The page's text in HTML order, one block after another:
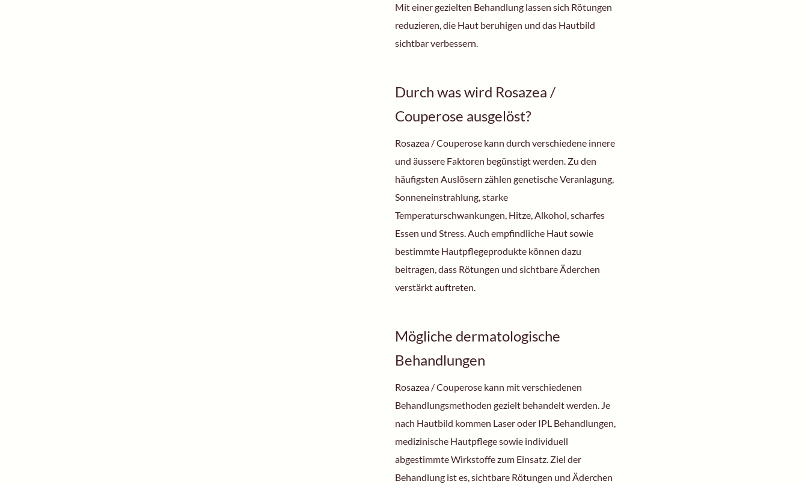
Mit einer gezielten Behandlung lassen sich Rötungen
reduzieren, die Haut beruhigen und das Hautbild
sichtbar verbessern.
Durch was wird Rosazea /
Couperose ausgelöst?
Rosazea / Couperose kann durch verschiedene innere
und äussere Faktoren begünstigt werden. Zu den
häufigsten Auslösern zählen genetische Veranlagung,
Sonneneinstrahlung, starke
Temperaturschwankungen, Hitze, Alkohol, scharfes
Essen und Stress. Auch empfindliche Haut sowie
bestimmte Hautpflegeprodukte können dazu
beitragen, dass Rötungen und sichtbare Äderchen
verstärkt auftreten.
Mögliche dermatologische
Behandlungen
Rosazea / Couperose kann mit verschiedenen
Behandlungsmethoden gezielt behandelt werden. Je
nach Hautbild kommen Laser oder IPL Behandlungen,
medizinische Hautpflege sowie individuell
abgestimmte Wirkstoffe zum Einsatz. Ziel der
Behandlung ist es, sichtbare Rötungen und Äderchen